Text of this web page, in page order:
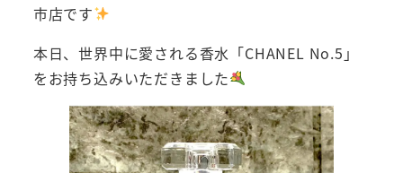
市店です
本日、世界中に愛される香水「CHANEL No.5」
をお持ち込みいただきました